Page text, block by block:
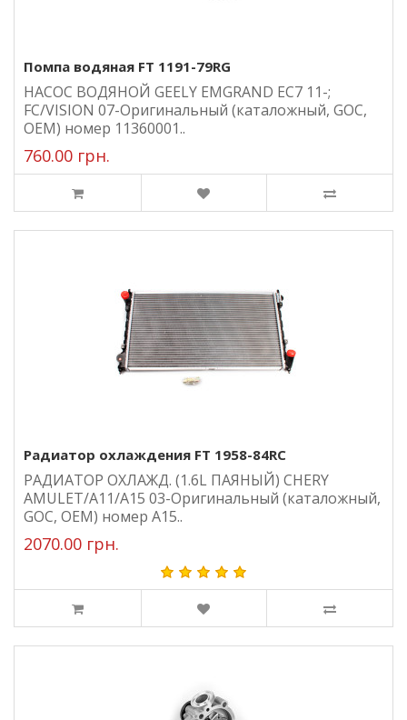
Помпа водяная FT 1191-79RG
НАСОС ВОДЯНОЙ GEELY EMGRAND EC7 11-;
FC/VISION 07-Оригинальный (каталожный, GOC,
ОЕМ) номер 11360001..
760.00 грн.
Радиатор охлаждения FT 1958-84RC
РАДИАТОР ОХЛАЖД. (1.6L ПАЯНЫЙ) CHERY
AMULET/A11/A15 03-Оригинальный (каталожный,
GOC, ОЕМ) номер A15..
2070.00 грн.